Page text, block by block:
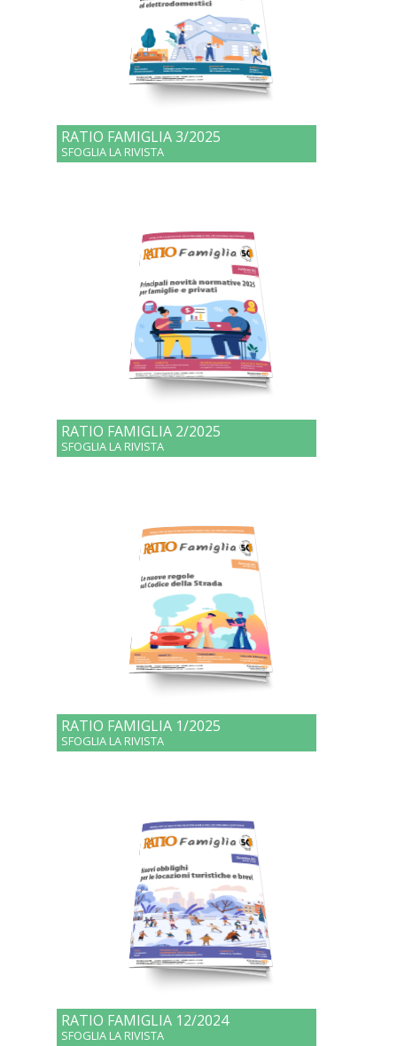
RATIO FAMIGLIA 3/2025
SFOGLIA LA RIVISTA
RATIO FAMIGLIA 2/2025
SFOGLIA LA RIVISTA
RATIO FAMIGLIA 1/2025
SFOGLIA LA RIVISTA
RATIO FAMIGLIA 12/2024
SFOGLIA LA RIVISTA